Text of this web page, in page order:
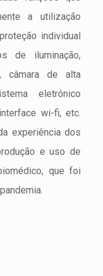
a utilização
individual
de iluminação,
câmara de alta
eletrónico
wi-fi, etc.
experiência dos
e uso de
que foi